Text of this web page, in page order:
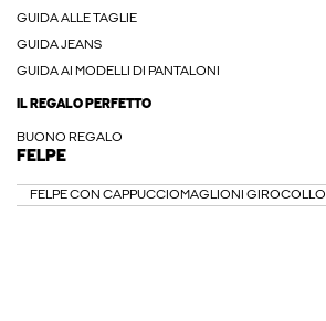
GUIDA ALLE TAGLIE
GUIDA JEANS
GUIDA AI MODELLI DI PANTALONI
IL REGALO PERFETTO
BUONO REGALO
FELPE
FELPE CON CAPPUCCIOMAGLIONI GIROCOLLO